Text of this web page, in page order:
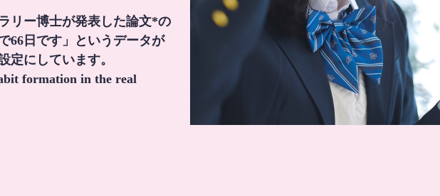
リー博士が発表した論文*の
66日です」というデータが
定にしています。
formation in the real